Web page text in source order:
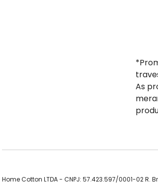
As
Home Cotton LTDA - CNPJ: 57.423.597/0001-02 R.